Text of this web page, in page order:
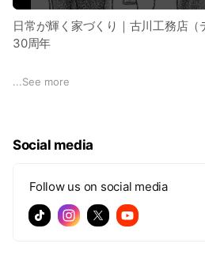
日常が輝く家づくり｜古川工務店（
30周年
▼30周年特設サイト
...See more
Social media
Follow us on social media